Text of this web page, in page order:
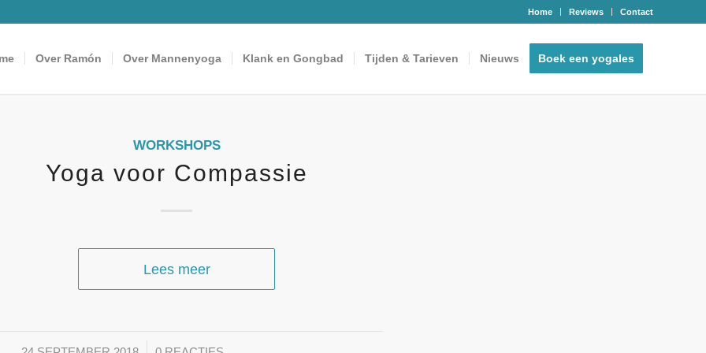
Home Reviews Contact
Over Ramón Over Mannenyoga Klank en Gongbad Tijden & Tarieven Nieuws Boek een yogales
WORKSHOPS
Yoga voor Compassie
Lees meer